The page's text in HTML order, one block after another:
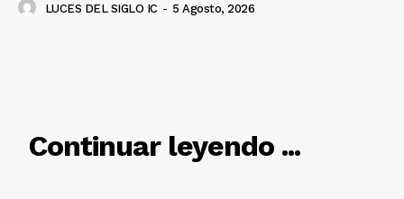
LUCES DEL SIGLO IC - 5 Agosto, 2026
Continuar leyendo ...
RELACIONADO